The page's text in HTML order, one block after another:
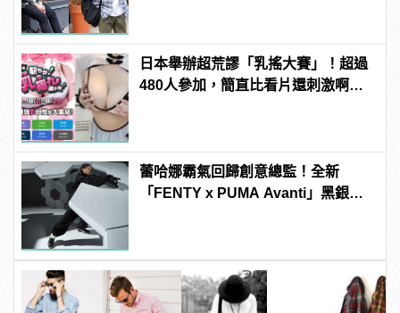
日本舉辦超荒謬「乳搖大賽」！超過
480人參加，簡直比看片還刺激啊！ |
蕾哈娜霸氣回歸創意總監！全新
「FENTY x PUMA Avanti」黑銀兩